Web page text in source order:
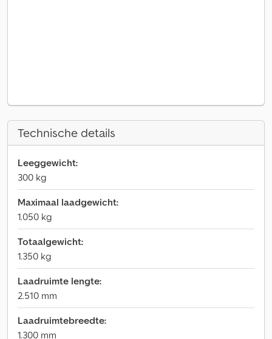
Technische details
Leeggewicht:
300 kg
Maximaal laadgewicht:
1.050 kg
Totaalgewicht:
1.350 kg
Laadruimte lengte:
2.510 mm
Laadruimtebreedte:
1.300 mm